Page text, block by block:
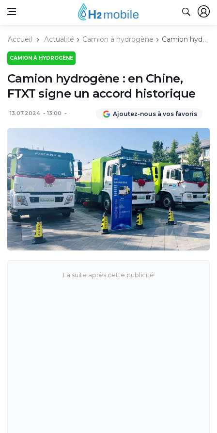
Accueil Actualité Camion à hydrogène Camion hydrogène : en Chine, FTXT signe un accord historique
CAMION À HYDROGÈNE
Camion hydrogène : en Chine,
FTXT signe un accord historique
13.07.2024 13:00 Ajoutez-nous à vos favoris